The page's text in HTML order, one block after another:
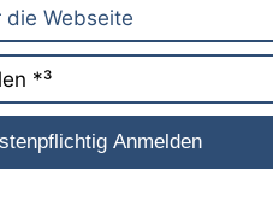
Webseite
*³